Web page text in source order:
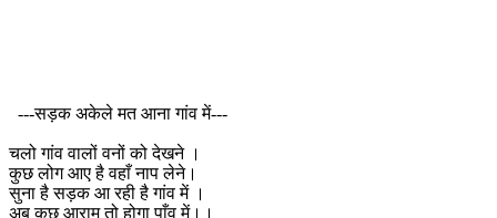
---सड़क अकेले मत आना गांव में---
चलो गांव वालों वनों को देखने ।
कुछ लोग आए है वहाँ नाप लेने।
सुना है सड़क आ रही है गांव में ।
अब कुछ आराम तो होगा पाँव में।।